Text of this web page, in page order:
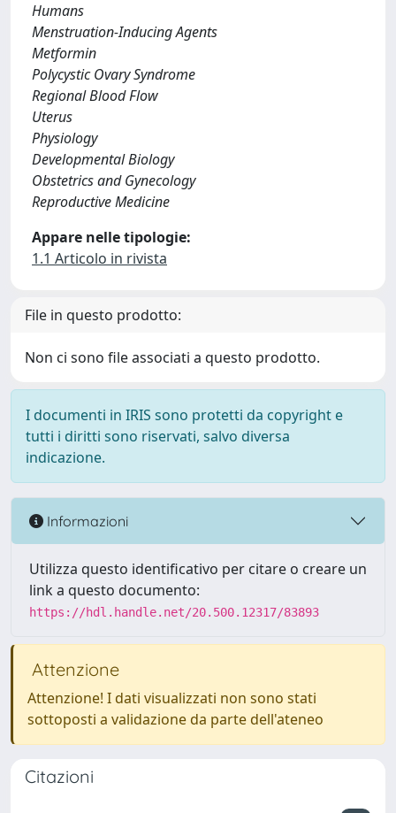
Humans
Menstruation-Inducing Agents
Metformin
Polycystic Ovary Syndrome
Regional Blood Flow
Uterus
Physiology
Developmental Biology
Obstetrics and Gynecology
Reproductive Medicine
Appare nelle tipologie:
1.1 Articolo in rivista
File in questo prodotto:
Non ci sono file associati a questo prodotto.
I documenti in IRIS sono protetti da copyright e
tutti i diritti sono riservati, salvo diversa
indicazione.
Informazioni
Utilizza questo identificativo per citare o creare un
link a questo documento:
https://hdl.handle.net/20.500.12317/83893
Attenzione
Attenzione! I dati visualizzati non sono stati
sottoposti a validazione da parte dell'ateneo
Citazioni